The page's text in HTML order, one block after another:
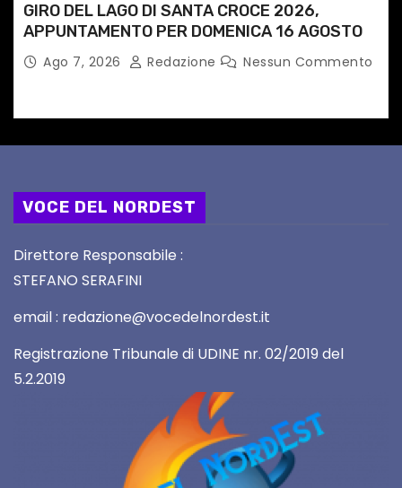
GIRO DEL LAGO DI SANTA CROCE 2026,
APPUNTAMENTO PER DOMENICA 16 AGOSTO
Ago 7, 2026 Redazione Nessun Commento
VOCE DEL NORDEST
Direttore Responsabile :
STEFANO SERAFINI
email : redazione@vocedelnordest.it
Registrazione Tribunale di UDINE nr. 02/2019 del
5.2.2019